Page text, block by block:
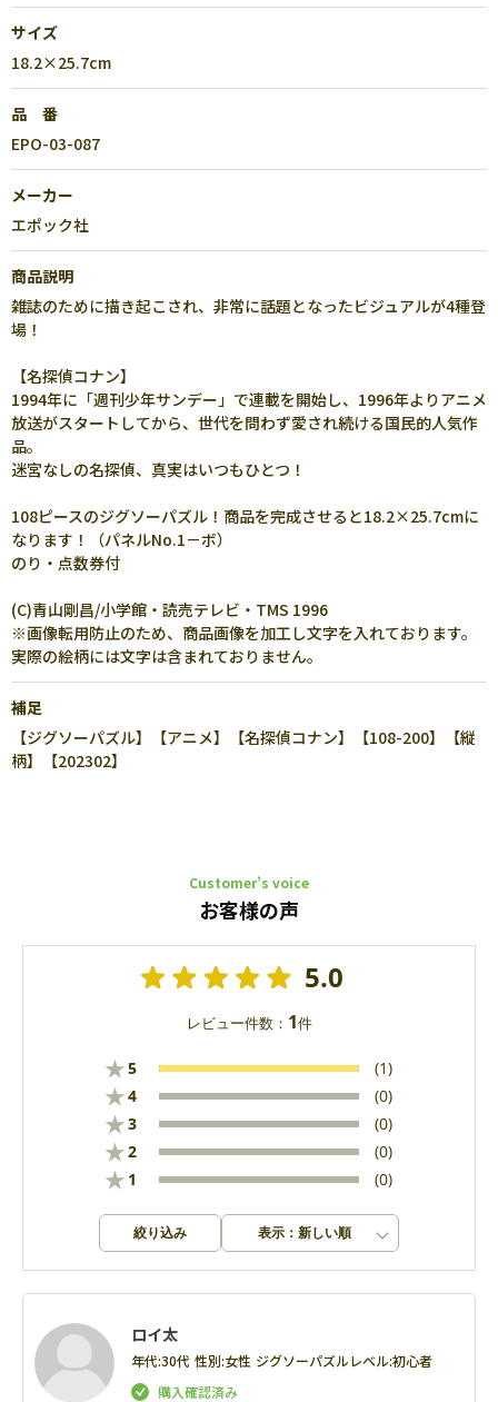
サイズ
18.2×25.7cm
品 番
EPO-03-087
メーカー
エポック社
商品説明
雑誌のために描き起こされ、非常に話題となったビジュアルが4種登
場！
【名探偵コナン】
1994年に「週刊少年サンデー」で連載を開始し、1996年よりアニメ
放送がスタートしてから、世代を問わず愛され続ける国民的人気作
品。
迷宮なしの名探偵、真実はいつもひとつ！
108ピースのジグソーパズル！商品を完成させると18.2×25.7cmに
なります！（パネルNo.1－ボ）
のり・点数券付
(C)青山剛昌/小学館・読売テレビ・TMS 1996
※画像転用防止のため、商品画像を加工し文字を入れております。
実際の絵柄には文字は含まれておりません。
補足
【ジグソーパズル】【アニメ】【名探偵コナン】【108-200】【縦
柄】【202302】
Customer’s voice
お客様の声
5.0
レビュー件数： 1件
★5 (1)
★4 (0)
★3 (0)
★2 (0)
★ 1 (0)
絞り込み 表示：新しい順
ロイ太
年代:30代 性別:女性 ジグソーパズルレベル:初心者